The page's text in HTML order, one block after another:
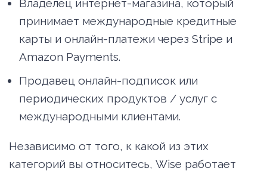
Владелец интернет-магазина, который
принимает международные кредитные
карты и онлайн-платежи через Stripe и
Amazon Payments.
Продавец онлайн-подписок или
периодических продуктов / услуг с
международными клиентами.
Независимо от того, к какой из этих
категорий вы относитесь, Wise работает